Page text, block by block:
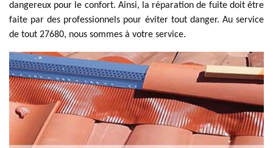
dangereux pour le confort. Ainsi, la réparation de fuite doit être
faite par des professionnels pour éviter tout danger. Au service
de tout 27680, nous sommes à votre service.